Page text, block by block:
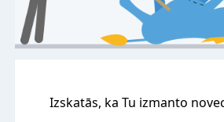
Izskatās, ka Tu izmanto